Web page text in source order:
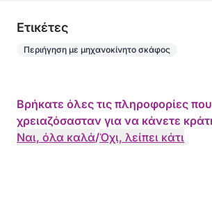
Eτικέτες
Περιήγηση με μηχανοκίνητο σκάφος
Βρήκατε όλες τις πληροφορίες που
χρειαζόσασταν για να κάνετε
Ναι, όλα καλά/Όχι, λείπει κάτι